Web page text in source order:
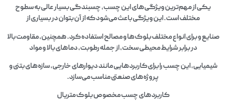
یکی از مهم‌ترین ویژگی‌های این چسب، چسبندگی بسیار عالی به سطوح
مختلف است. این ویژگی باعث می‌شود که از آن بتوان در بسیاری از
صنایع و برای انواع مختلف بلوک‌ها و مصالح استفاده کرد. همچنین، مقاومت بالا
در برابر شرایط محیطی سخت، از جمله رطوبت، دماهای بالا و مواد
شیمیایی، این چسب را برای کاربردهایی مانند دیوارهای خارجی، سازه‌های بتنی و
پروژه‌های صنعتی مناسب می‌سازد.
کاربردهای چسب مخصوص بلوک متریال